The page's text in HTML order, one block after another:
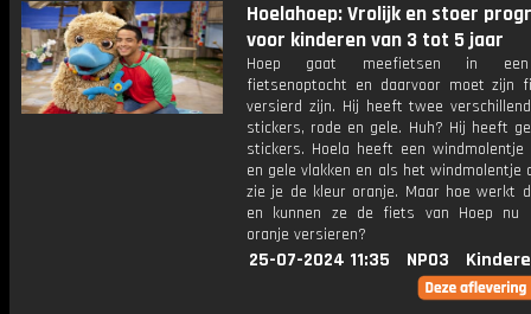
Hoelahoep: Vrolijk en stoer
voor kinderen van 3 tot 5 jaar
Hoep gaat meefietsen in
fietsenoptocht en daarvoor moet zijn
versierd zijn. Hij heeft twee
stickers, rode en gele. Huh? Hij heeft
stickers. Hoela heeft een
en gele vlakken en als het windmolentje
zie je de kleur oranje. Maar hoe werkt
en kunnen ze de fiets van Hoep nu
oranje versieren?
25-07-2024 11:35 NPO3